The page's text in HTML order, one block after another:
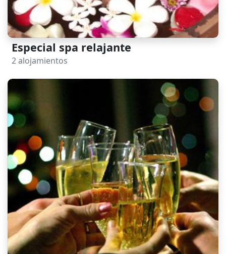
Especial spa relajante
2 alojamientos